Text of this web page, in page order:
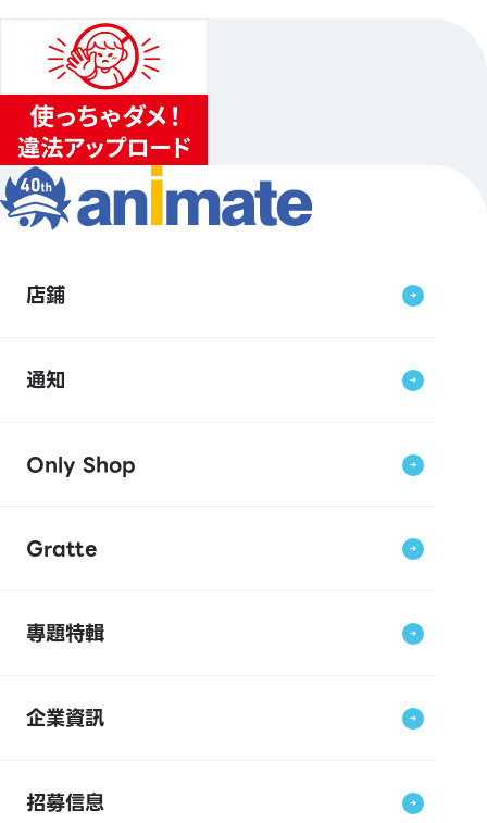
店鋪
通知
Only Shop
Gratte
專題特輯
企業資訊
招募信息